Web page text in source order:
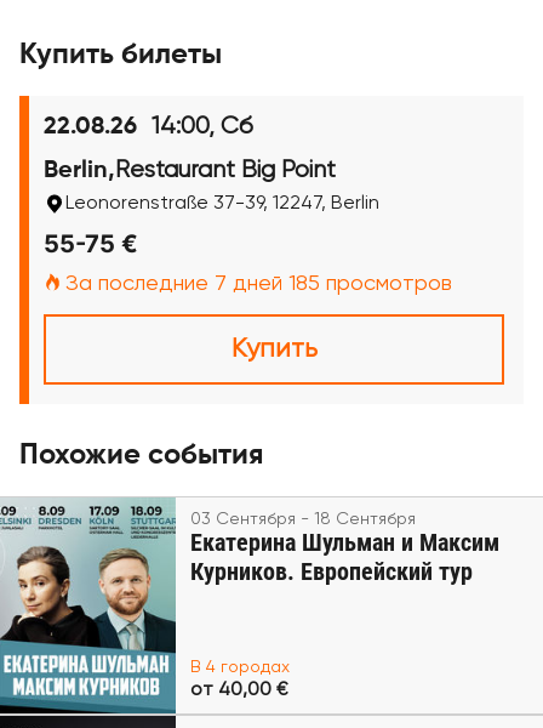
Купить билеты
22.08.26 14:00, Сб
Berlin, Restaurant Big Point
Leonorenstraße 37-39, 12247, Berlin
55-75 €
За последние 7 дней 185 просмотров
Купить
Похожие события
03 Сентября - 18 Сентября
Екатерина Шульман и Максим
Курников. Европейский тур
В 4 городах
от 40,00 €